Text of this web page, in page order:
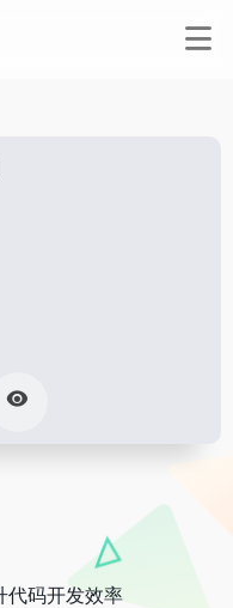
代码开发效率